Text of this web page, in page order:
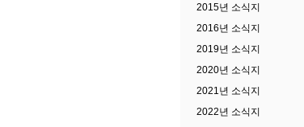
2015년 소식지
2016년 소식지
2019년 소식지
2020년 소식지
2021년 소식지
2022년 소식지